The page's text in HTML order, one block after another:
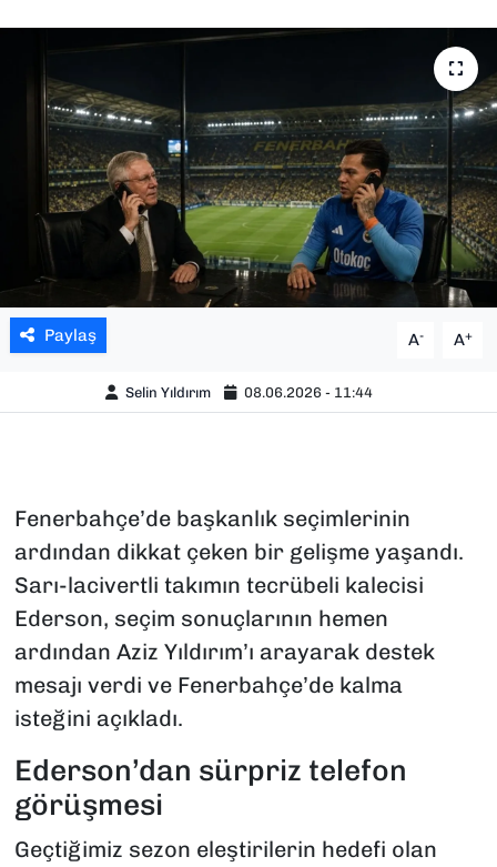
Paylaş A- A+
Selin Yıldırım 08.06.2026 - 11:44
Fenerbahçe’de başkanlık seçimlerinin
ardından dikkat çeken bir gelişme yaşandı.
Sarı-lacivertli takımın tecrübeli kalecisi
Ederson, seçim sonuçlarının hemen
ardından Aziz Yıldırım’ı arayarak destek
mesajı verdi ve Fenerbahçe’de kalma
isteğini açıkladı.
Ederson’dan sürpriz telefon
görüşmesi
Geçtiğimiz sezon eleştirilerin hedefi olan
TEKNOLOJİ
YAŞAM
YEREL YÖNETİMLER